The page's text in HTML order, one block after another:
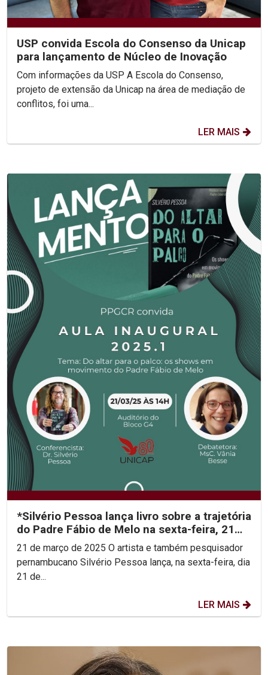
USP convida Escola do Consenso da Unicap
para lançamento de Núcleo de Inovação
Com informações da USP A Escola do Consenso,
projeto de extensão da Unicap na área de mediação de
conflitos, foi uma...
LER MAIS
*Silvério Pessoa lança livro sobre a trajetória
do Padre Fábio de Melo na sexta-feira, 21
de...
21 de março de 2025 O artista e também pesquisador
pernambucano Silvério Pessoa lança, na sexta-feira, dia
21 de...
LER MAIS